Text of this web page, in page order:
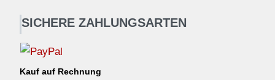
SICHERE ZAHLUNGSARTEN
Kauf auf Rechnung